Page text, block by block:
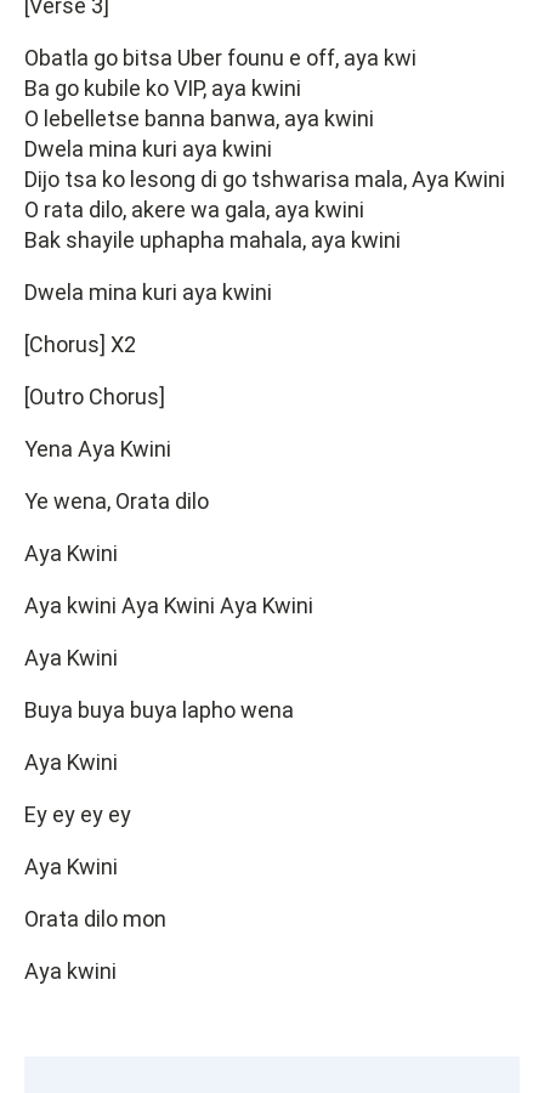
[Verse 3]
Obatla go bitsa Uber founu e off, aya kwi
Ba go kubile ko VIP, aya kwini
O lebelletse banna banwa, aya kwini
Dwela mina kuri aya kwini
Dijo tsa ko lesong di go tshwarisa mala, Aya Kwini
O rata dilo, akere wa gala, aya kwini
Bak shayile uphapha mahala, aya kwini
Dwela mina kuri aya kwini
[Chorus] X2
[Outro Chorus]
Yena Aya Kwini
Ye wena, Orata dilo
Aya Kwini
Aya kwini Aya Kwini Aya Kwini
Aya Kwini
Buya buya buya lapho wena
Aya Kwini
Ey ey ey ey
Aya Kwini
Orata dilo mon
Aya kwini